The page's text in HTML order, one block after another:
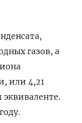
газов, а
или 4,21